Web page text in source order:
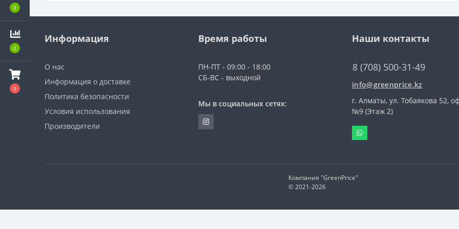
0
0
0
Информация
О нас
Информация о доставке
Политика безопасности
Условия использования
Производители
Время работы
ПН-ПТ - 09:00 - 18:00
СБ-ВС - выходной
Мы в социальных сетях:
Наши контакты
8 (708) 500-31-49
info@greenprice.kz
г. Алматы, ул. Тобаякова 52,
№9 (Этаж 2)
Компания "GreenPrice"
© 2021-2026